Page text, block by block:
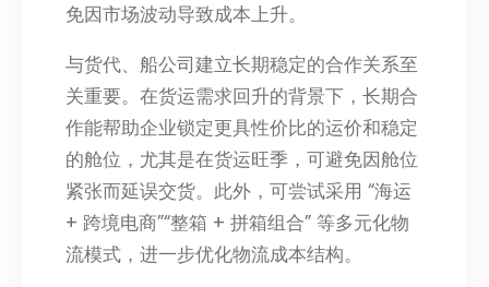
免因市场波动导致成本上升。
与货代、船公司建立长期稳定的合作关系至
关重要。在货运需求回升的背景下，长期合
作能帮助企业锁定更具性价比的运价和稳定
的舱位，尤其是在货运旺季，可避免因舱位
紧张而延误交货。此外，可尝试采用 “海运
+ 跨境电商”“整箱 + 拼箱组合” 等多元化物
流模式，进一步优化物流成本结构。